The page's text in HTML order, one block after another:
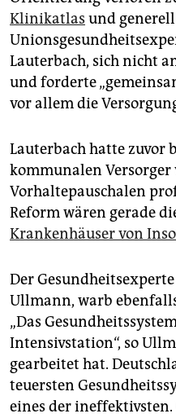
Klinikatlas und
Lauterbach, sich nicht
und forderte
vor allem die
Lauterbach hatte zuvor
kommunalen Versorger
Vorhaltepauschalen
Reform wären gerade
Krankenhäuser von
Der Gesundheitsexperte
Ullmann, warb
„Das
Intensivstation“, so
gearbeitet hat.
teuersten
eines der